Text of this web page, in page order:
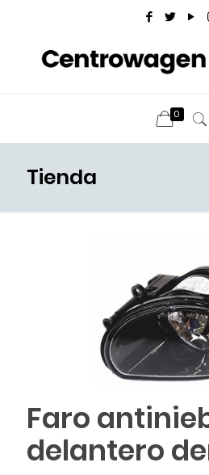
0
Tienda
Faro
delantero